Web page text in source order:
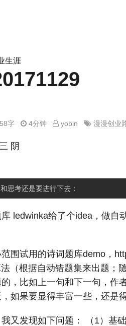
生涯
字 4分钟 yobin 漫漫创业
阴
ledwinka给了个idea，做自
围试用的诗词题库demo，
（根据自动错题集来出题；
，比如上一句和下一句，作
如果要显得丰富一些，还是
又发现如下问题： （1）基